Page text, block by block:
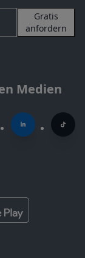
Gratis
anfordern
Medien